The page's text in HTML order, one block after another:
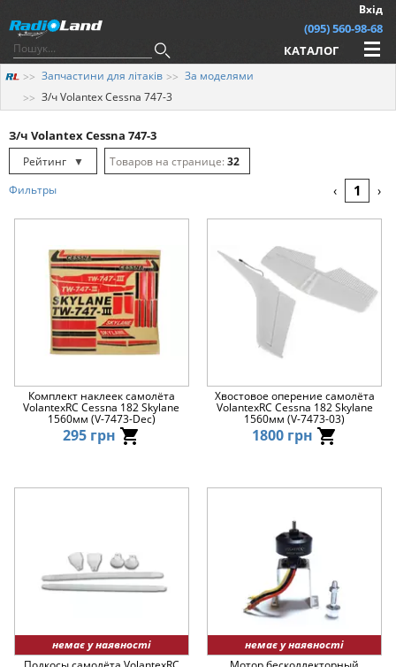
Вхід
(095) 560-98-68
КАТАЛОГ
Запчастини для літаків
За моделями
З/ч Volantex Cessna 747-3
З/ч Volantex Cessna 747-3
Рейтинг
▼
Рейтинг
Ціна ▲
Ціна ▼
32
Фильтры ‹ 1 ›
Комплект наклеек самолёта
VolantexRC Cessna 182 Skylane
1560мм (V-7473-Dec)
295 грн
Хвостовое оперение самолёта
VolantexRC Cessna 182 Skylane
1560мм (V-7473-03)
1800 грн
немає у наявності
немає у наявності